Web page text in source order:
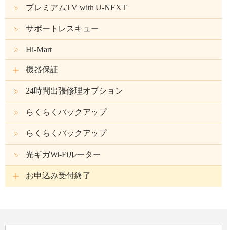
プレミアムTV with U-NEXT
サポートレスキュー
Hi-Mart
機器保証
24時間出張修理オプション
らくらくバックアップ
らくらくバックアップ
光ギガWi-Fiルーター
お申込み受付終了